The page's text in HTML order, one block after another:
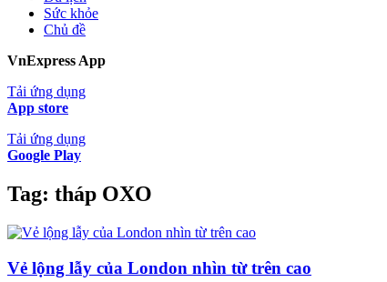
Sức khỏe
Chủ đề
VnExpress App
Tải ứng dụng
App store
Tải ứng dụng
Google Play
Tag: tháp OXO
Vẻ lộng lẫy của London nhìn từ trên cao